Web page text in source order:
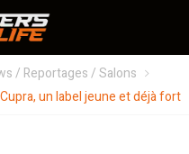
/ Reportages / Salons
un label jeune et déjà fort